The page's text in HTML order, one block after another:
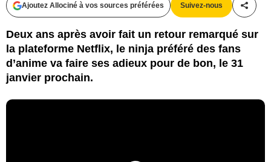
Ajoutez Allociné à vos sources préférées Suivez-nous
Deux ans après avoir fait un retour remarqué sur
la plateforme Netflix, le ninja préféré des fans
d’anime va faire ses adieux pour de bon, le 31
janvier prochain.